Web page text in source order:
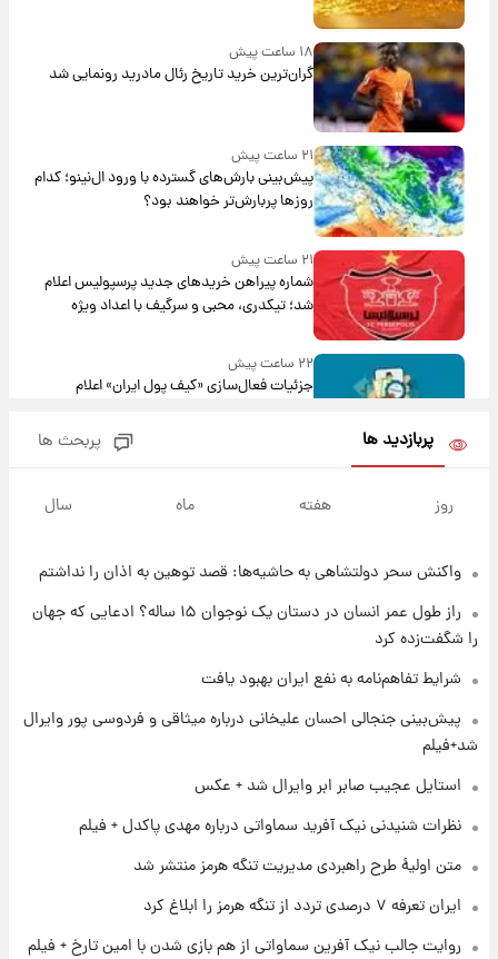
۱۸ ساعت پیش
گران‌ترین خرید تاریخ رئال مادرید رونمایی شد
۲۱ ساعت پیش
پیش‌بینی بارش‌های گسترده با ورود ال‌نینو؛ کدام
روزها پربارش‌تر خواهند بود؟
۲۱ ساعت پیش
شماره پیراهن خریدهای جدید پرسپولیس اعلام
شد؛ تیکدری، محبی و سرگیف با اعداد ویژه
۲۲ ساعت پیش
جزئیات فعال‌سازی «کیف پول ایران» اعلام
امروز پنجشنبه ۱۵ مرداد ۱۴۰۵ +جدول
۱ روز پیش
شد
۱ روز پیش
شاهین، کوییک، اطلس، سهند و ساینا با اقساط
سیگنال‌های جدید برای بازار طلا؛ پیش‌بینی
پربازدید ها پربحث ها
روز هفته ماه سال
واکنش سحر دولتشاهی به حاشیه‌ها: قصد توهین به اذان را نداشتم
راز طول عمر انسان در دستان یک نوجوان ۱۵ ساله؟ ادعایی که جهان
را شگفت‌زده کرد
شرایط تفاهم‌نامه به نفع ایران بهبود یافت
پیش‌بینی جنجالی احسان علیخانی درباره میثاقی و فردوسی پور وایرال
شد+فیلم
استایل عجیب صابر ابر وایرال شد + عکس
نظرات شنیدنی نیک آفرید سماواتی درباره مهدی پاکدل + فیلم
متن اولیۀ طرح راهبردی مدیریت تنگه هرمز منتشر شد
ایران تعرفه ۷ درصدی تردد از تنگه هرمز را ابلاغ کرد
روایت جالب نیک آفرین سماواتی از هم بازی شدن با امین تارخ + فیلم